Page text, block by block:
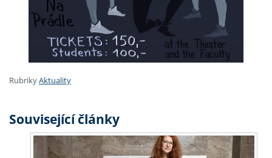
RubrikyAktuality
Související články